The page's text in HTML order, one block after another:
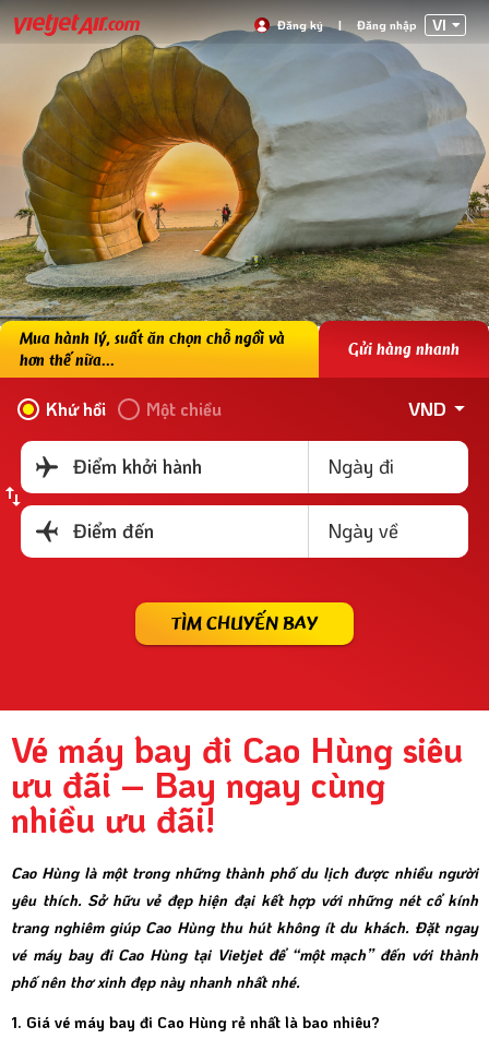
Đăng ký | Đăng nhập VI
Mua hành lý, suất ăn chọn chỗ ngồi và
hơn thế nữa...
Gửi hàng nhanh
Khứ hồi Một chiều VND
Điểm khởi hành Ngày đi
Điểm đến Ngày về
TÌM CHUYẾN BAY
Vé máy bay đi Cao Hùng siêu
ưu đãi – Bay ngay cùng
nhiều ưu đãi!
Cao Hùng là một trong những thành phố du lịch được nhiều người
yêu thích. Sở hữu vẻ đẹp hiện đại kết hợp với những nét cổ kính
trang nghiêm giúp Cao Hùng thu hút không ít du khách. Đặt ngay
vé máy bay đi Cao Hùng tại Vietjet để “một mạch” đến với thành
phố nên thơ xinh đẹp này nhanh nhất nhé.
1. Giá vé máy bay đi Cao Hùng rẻ nhất là bao nhiêu?